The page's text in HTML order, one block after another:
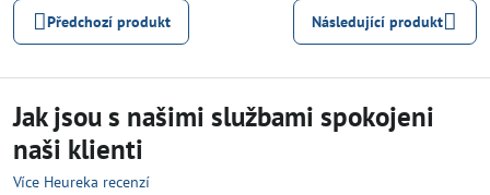
Předchozí produkt Následující produkt
Jak jsou s našimi službami spokojeni
naši klienti
Více Heureka recenzí